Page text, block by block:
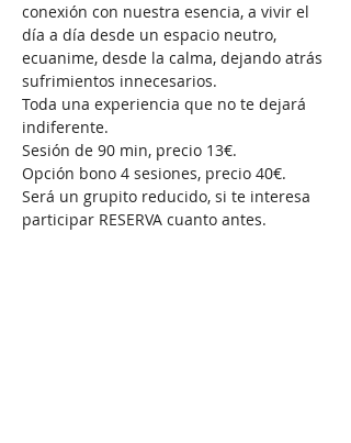
conexión con nuestra esencia, a vivir el
día a día desde un espacio neutro,
ecuanime, desde la calma, dejando atrás
sufrimientos innecesarios.
Toda una experiencia que no te dejará
indiferente.
Sesión de 90 min, precio 13€.
Opción bono 4 sesiones, precio 40€.
Será un grupito reducido, si te interesa
participar RESERVA cuanto antes.